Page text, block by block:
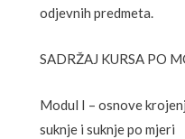
odjevnih predmeta.
SADRŽAJ KURSA PO
Modul I – osnove
suknje i suknje po mjeri